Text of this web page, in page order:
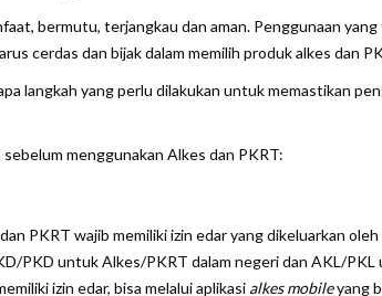
bermutu, terjangkau dan aman. Penggunaan yang
cerdas dan bijak dalam memilih produk alkes dan
langkah yang perlu dilakukan untuk memastikan
menggunakan Alkes dan PKRT:
PKRT wajib memiliki izin edar yang dikeluarkan
PKD untuk Alkes/PKRT dalam negeri dan AKL/
izin edar, bisa melalui aplikasi alkes mobileyang